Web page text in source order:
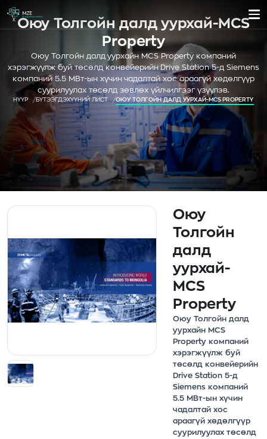
Оюу Толгойн далд уурхай-MCS
Property
Оюу Толгойн далд уурхайн MCS Property компаний
хэрэгжүүлж буй төсөлд конвейерийн Drive Station 5-д Siemens
компаний 5.5 МВт-ын хүчин чадалтай хос араагүй хөдөлгүүр
суурилуулах төсөлд зөвлөх үйлчилгээг үзүүлэв.
НҮҮР БҮТЭЭГДЭХҮҮНИЙ ЛИСТ ОЮУ ТОЛГОЙН ДАЛД УУРХАЙ-MCS PROPERTY
Оюу
Толгойн
далд
уурхай-
MCS
Property
Оюу Толгойн далд
уурхайн MCS
Property компаний
хэрэгжүүлж буй
төсөлд конвейерийн
Drive Station 5-д
Siemens компаний
5.5 МВт-ын хүчин
чадалтай хос
араагүй хөдөлгүүр
суурилуулах төсөлд